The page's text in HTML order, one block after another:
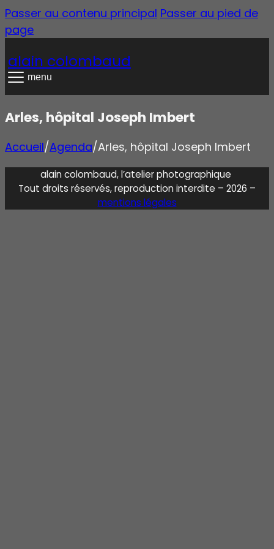
Passer au contenu principal Passer au pied de
page
alain colombaud
menu
Arles, hôpital Joseph Imbert
Accueil/Agenda/Arles, hôpital Joseph Imbert
alain colombaud, l’atelier photographique
Tout droits réservés, reproduction interdite – 2026 –
mentions légales